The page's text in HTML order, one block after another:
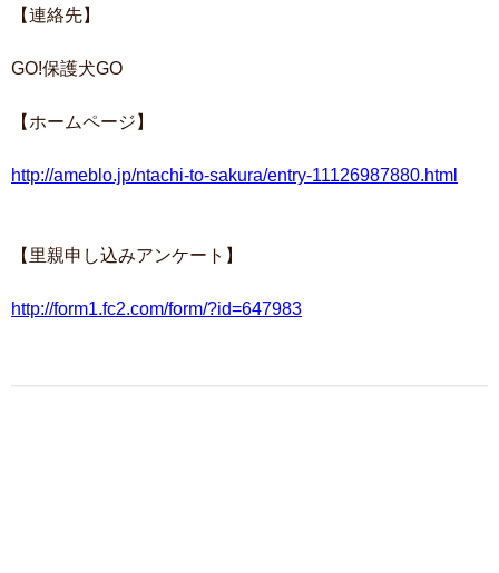
【連絡先】
GO!保護犬GO
【ホームページ】
http://ameblo.jp/ntachi-to-sakura/entry-11126987880.html
【里親申し込みアンケート】
http://form1.fc2.com/form/?id=647983